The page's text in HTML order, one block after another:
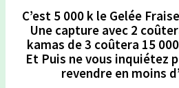
C’est 5 000 k le Gelée
Une capture avec 2
kamas de 3 coûtera 15
Et Puis ne vous inquiétez
revendre en moins